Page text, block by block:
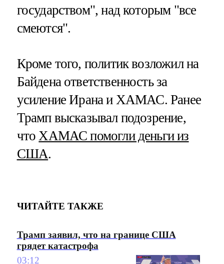
государством", над которым "все
смеются".
Кроме того, политик возложил на
Байдена ответственность за
усиление Ирана и ХАМАС. Ранее
Трамп высказывал подозрение,
чтоХАМАС помогли деньги из
США.
ЧИТАЙТЕ ТАКЖЕ
Трамп заявил, что на границе США
грядет катастрофа
03:12